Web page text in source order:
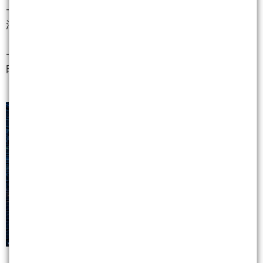
-
液冷營收佔比已達兩位數
-
時準備切入太空供應鏈